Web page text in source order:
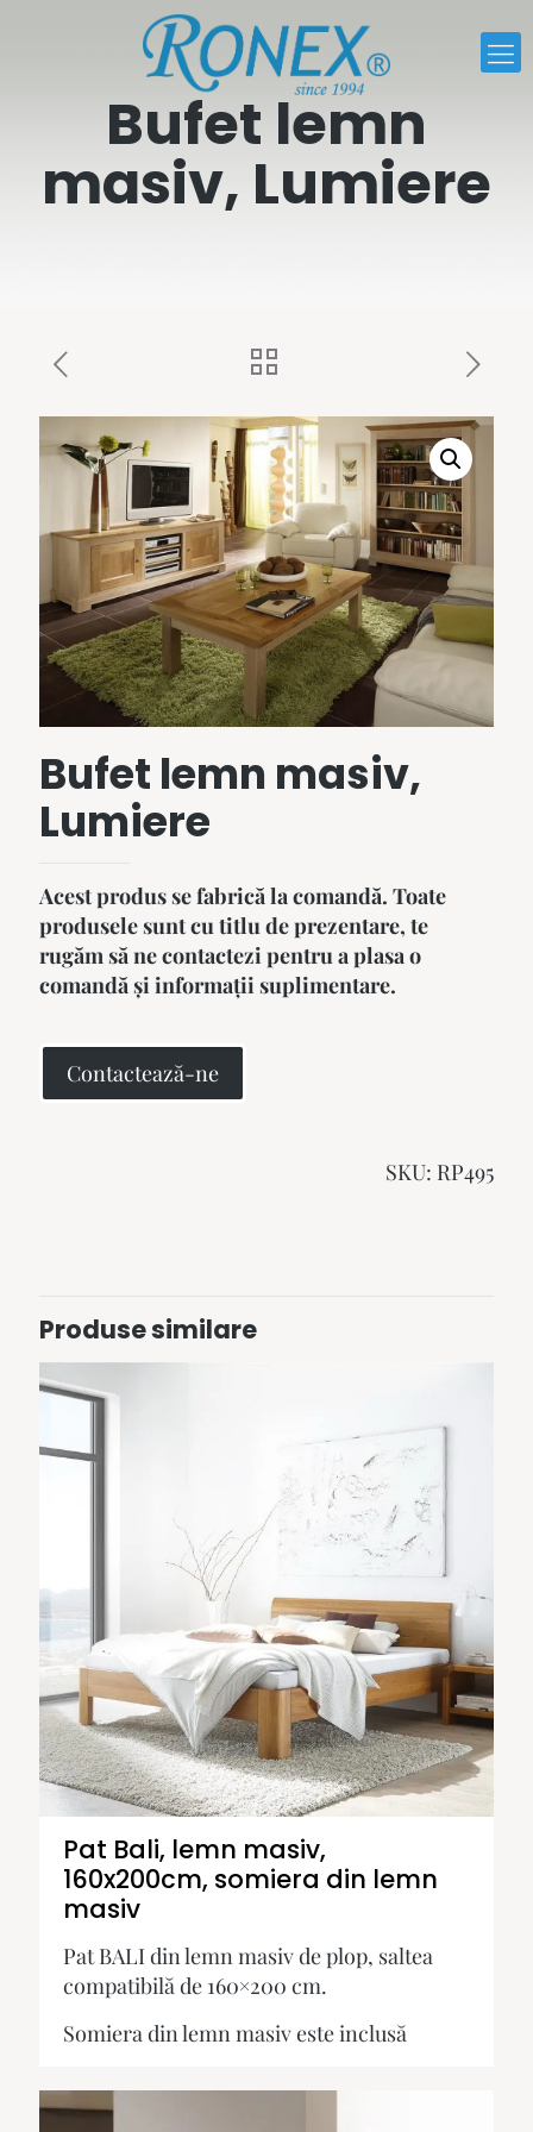
Bufet lemn
masiv, Lumiere
Bufet lemn masiv,
Lumiere
Acest produs se fabrică la comandă. Toate
produsele sunt cu titlu de prezentare, te
rugăm să ne contactezi pentru a plasa o
comandă și informații suplimentare.
Contactează-ne
SKU: RP495
Produse similare
Pat Bali, lemn masiv,
160x200cm, somiera din lemn
masiv
Pat BALI din lemn masiv de plop, saltea
compatibilă de 160×200 cm.
Somiera din lemn masiv este inclusă